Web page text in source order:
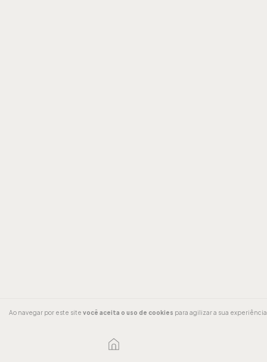
Ao navegar por este site você aceita o uso de cookies para agilizar a sua